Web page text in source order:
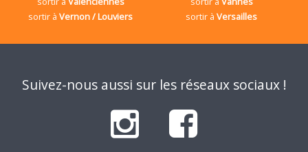
sortir àVernon / Louviers sortir àVersailles
Suivez-nous aussi sur les réseaux sociaux !